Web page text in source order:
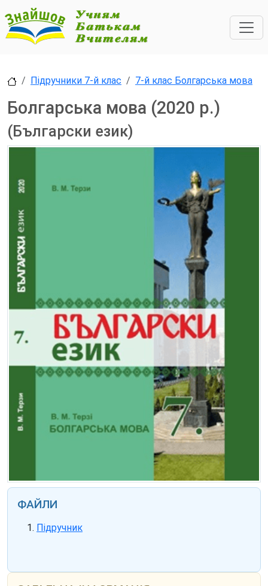
Підручники 7-й клас 7-й клас Болгарська мова
Болгарська мова (2020 р.)
(Български език)
ФАЙЛИ
Підручник